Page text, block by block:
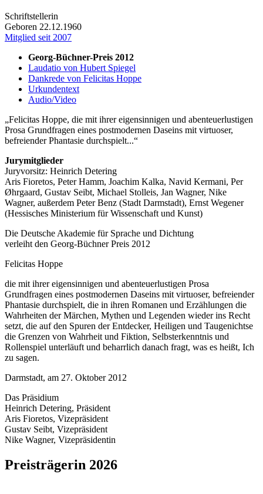
Schriftstellerin
Geboren 22.12.1960
Mitglied seit 2007
Georg-Büchner-Preis 2012
Laudatio von Hubert Spiegel
Dankrede von Felicitas Hoppe
Urkundentext
Audio/Video
Felicitas Hoppe, die mit ihrer eigensinnigen und abenteuerlustigen
Prosa Grundfragen eines postmodernen Daseins mit virtuoser,
befreiender Phantasie durchspielt...
Jurymitglieder
Juryvorsitz: Heinrich Detering
Aris Fioretos, Peter Hamm, Joachim Kalka, Navid Kermani, Per
Øhrgaard, Gustav Seibt, Michael Stolleis, Jan Wagner, Nike
Wagner, außerdem Peter Benz (Stadt Darmstadt), Ernst Wegener
(Hessisches Ministerium für Wissenschaft und Kunst)
Die Deutsche Akademie für Sprache und Dichtung
verleiht den Georg-Büchner Preis 2012
Felicitas Hoppe
die mit ihrer eigensinnigen und abenteuerlustigen Prosa
Grundfragen eines postmodernen Daseins mit virtuoser, befreiender
Phantasie durchspielt, die in ihren Romanen und Erzählungen die
Wahrheiten der Märchen, Mythen und Legenden wieder ins Recht
setzt, die auf den Spuren der Entdecker, Heiligen und Taugenichtse
die Grenzen von Wahrheit und Fiktion, Selbsterkenntnis und
Rollenspiel unterläuft und beharrlich danach fragt, was es heißt, Ich
zu sagen.
Darmstadt, am 27. Oktober 2012
Das Präsidium
Heinrich Detering, Präsident
Aris Fioretos, Vizepräsident
Gustav Seibt, Vizepräsident
Nike Wagner, Vizepräsidentin
Preisträgerin 2026